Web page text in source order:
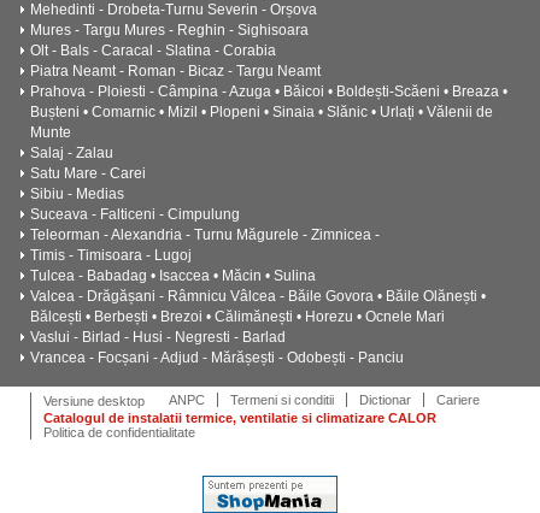
Mehedinti - Drobeta-Turnu Severin - Orșova
Mures - Targu Mures - Reghin - Sighisoara
Olt - Bals - Caracal - Slatina - Corabia
Piatra Neamt - Roman - Bicaz - Targu Neamt
Prahova - Ploiesti - Câmpina - Azuga • Băicoi • Boldești-Scăeni • Breaza •
Bușteni • Comarnic • Mizil • Plopeni • Sinaia • Slănic • Urlați • Vălenii de
Munte
Salaj - Zalau
Satu Mare - Carei
Sibiu - Medias
Suceava - Falticeni - Cimpulung
Teleorman - Alexandria - Turnu Măgurele - Zimnicea -
Timis - Timisoara - Lugoj
Tulcea - Babadag • Isaccea • Măcin • Sulina
Valcea - Drăgășani - Râmnicu Vâlcea - Băile Govora • Băile Olănești •
Bălcești • Berbești • Brezoi • Călimănești • Horezu • Ocnele Mari
Vaslui - Birlad - Husi - Negresti - Barlad
Vrancea - Focșani - Adjud - Mărășești - Odobești - Panciu
Versiune desktop ANPC Termeni si conditii Dictionar
Cariere
Catalogul de instalatii termice, ventilatie si climatizare CALOR
Politica de confidentialitate